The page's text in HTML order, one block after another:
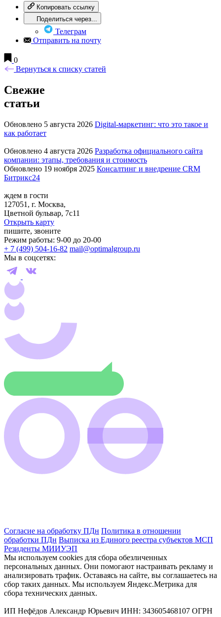
Копировать ссылку
Поделиться через...
Телеграм
Отправить на почту
0
Вернуться к списку статей
Свежие
статьи
Обновлено 5 августа 2026 Digital-маркетинг: что это такое и
как работает
Обновлено 4 августа 2026 Разработка официального сайта
компании: этапы, требования и стоимость
Обновлено 19 ноября 2025 Консалтинг и внедрение CRM
Битрикс24
ждем в гости
127051, г. Москва,
Цветной бульвар, 7с11
Открыть карту
пишите, звоните
Режим работы: 9-00 до 20-00
+ 7 (499) 504-16-82 mail@optimalgroup.ru
Мы в соцсетях:
Согласие на обработку ПДн Политика в отношении
обработки ПДн Выписка из Единого реестра субъектов МСП
Резиденты МИИУЭП
Мы используем cookies для сбора обезличенных
персональных данных. Они помогают настраивать рекламу и
анализировать трафик. Оставаясь на сайте, вы соглашаетесь на
сбор таких данных. Мы используем Яндекс.Метрика для
сбора технических данных.
ИП Нефёдов Александр Юрьевич ИНН: 343605468107 ОГРН